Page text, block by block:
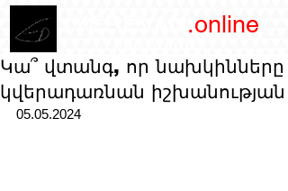
.online
Կա՞ վտանգ, որ նախկինները
կվերադառնան իշխանության
05.05.2024